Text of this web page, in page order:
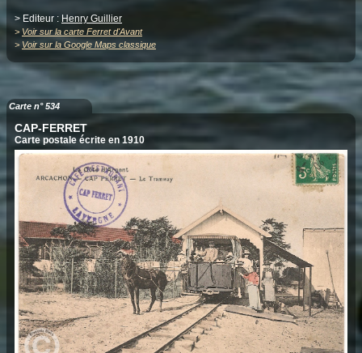
> Editeur : Henry Guillier
> Voir sur la carte Ferret d'Avant
> Voir sur la Google Maps classique
Carte n° 534
CAP-FERRET
Carte postale écrite en 1910